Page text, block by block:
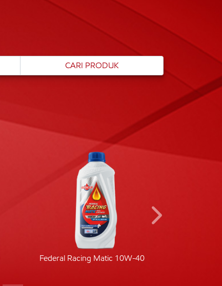
Federal Racing Matic 10W-40